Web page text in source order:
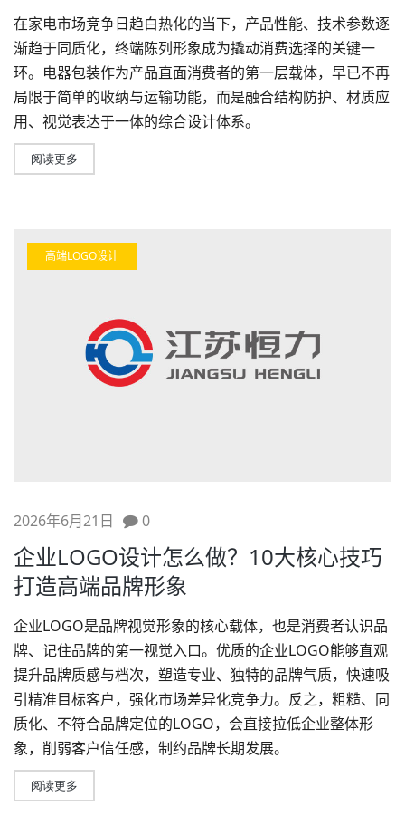
在家电市场竞争日趋白热化的当下，产品性能、技术参数逐
渐趋于同质化，终端陈列形象成为撬动消费选择的关键一
环。电器包装作为产品直面消费者的第一层载体，早已不再
局限于简单的收纳与运输功能，而是融合结构防护、材质应
用、视觉表达于一体的综合设计体系。
阅读更多
高端LOGO设计
2026年6月21日 0
企业LOGO设计怎么做？10大核心技巧
打造高端品牌形象
企业LOGO是品牌视觉形象的核心载体，也是消费者认识品
牌、记住品牌的第一视觉入口。优质的企业LOGO能够直观
提升品牌质感与档次，塑造专业、独特的品牌气质，快速吸
引精准目标客户，强化市场差异化竞争力。反之，粗糙、同
质化、不符合品牌定位的LOGO，会直接拉低企业整体形
象，削弱客户信任感，制约品牌长期发展。
阅读更多